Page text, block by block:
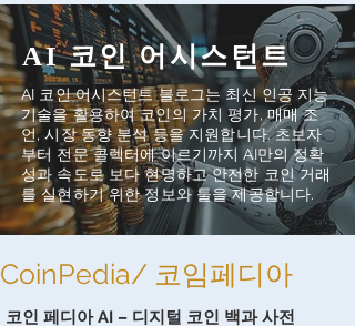
AI 코인 어시스턴트
AI 코인 어시스턴트 블로그는 최신 인공 지능
기술을 활용하여 코인의 가치 평가, 매매 조
언, 시장 동향 분석 등을 지원합니다. 초보자
부터 전문 콜렉터에 이르기까지 AI만의 정확
성과 속도로 보다 현명하고 안전한 코인 거래
를 실현하기 위한 정보와 툴을 제공합니다.
CoinPedia/ 코임페디아
코인 페디아 AI – 디지털 코인 백과 사전